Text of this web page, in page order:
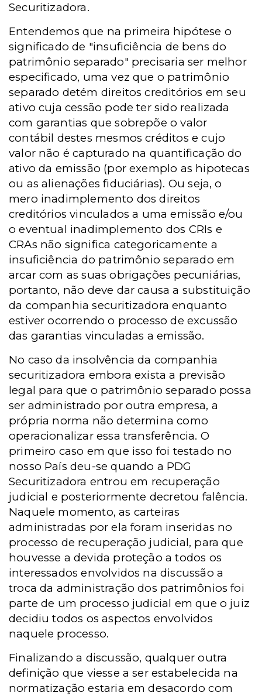
Securitizadora.
Entendemos que na primeira hipótese o
significado de "insuficiência de bens do
patrimônio separado" precisaria ser melhor
especificado, uma vez que o patrimônio
separado detém direitos creditórios em seu
ativo cuja cessão pode ter sido realizada
com garantias que sobrepõe o valor
contábil destes mesmos créditos e cujo
valor não é capturado na quantificação do
ativo da emissão (por exemplo as hipotecas
ou as alienações fiduciárias). Ou seja, o
mero inadimplemento dos direitos
creditórios vinculados a uma emissão e/ou
o eventual inadimplemento dos CRIs e
CRAs não significa categoricamente a
insuficiência do patrimônio separado em
arcar com as suas obrigações pecuniárias,
portanto, não deve dar causa a substituição
da companhia securitizadora enquanto
estiver ocorrendo o processo de excussão
das garantias vinculadas a emissão.
No caso da insolvência da companhia
securitizadora embora exista a previsão
legal para que o patrimônio separado possa
ser administrado por outra empresa, a
própria norma não determina como
operacionalizar essa transferência. O
primeiro caso em que isso foi testado no
nosso País deu-se quando a PDG
Securitizadora entrou em recuperação
judicial e posteriormente decretou falência.
Naquele momento, as carteiras
administradas por ela foram inseridas no
processo de recuperação judicial, para que
houvesse a devida proteção a todos os
interessados envolvidos na discussão a
troca da administração dos patrimônios foi
parte de um processo judicial em que o juiz
decidiu todos os aspectos envolvidos
naquele processo.
Finalizando a discussão, qualquer outra
definição que viesse a ser estabelecida na
normatização estaria em desacordo com